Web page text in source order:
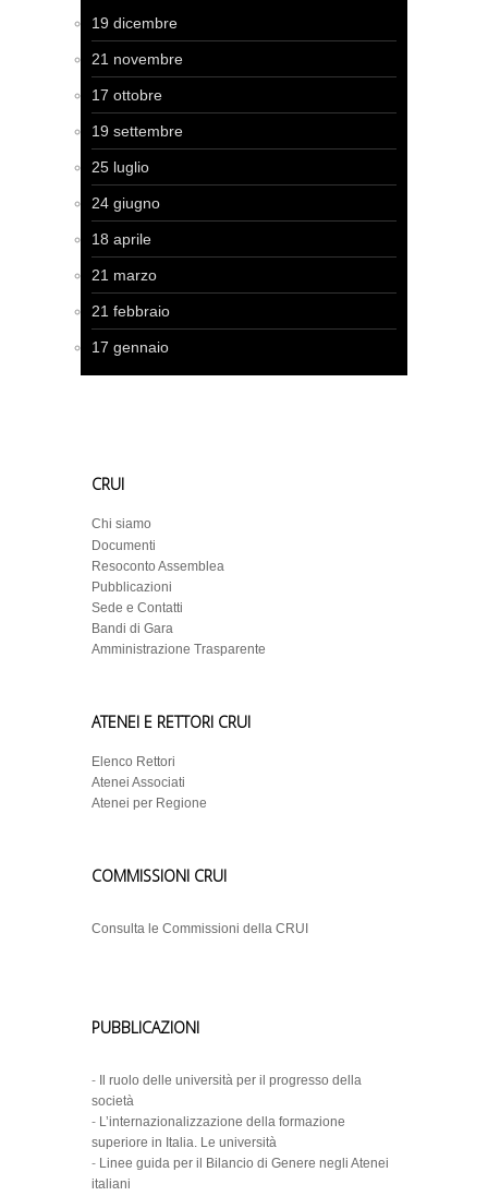
19 dicembre
21 novembre
17 ottobre
19 settembre
25 luglio
24 giugno
18 aprile
21 marzo
21 febbraio
17 gennaio
CRUI
Chi siamo
Documenti
Resoconto Assemblea
Pubblicazioni
Sede e Contatti
Bandi di Gara
Amministrazione Trasparente
ATENEI E RETTORI CRUI
Elenco Rettori
Atenei Associati
Atenei per Regione
COMMISSIONI CRUI
Consulta le Commissioni della CRUI
PUBBLICAZIONI
-
Il ruolo delle università per il progresso della
società
- L’internazionalizzazione della formazione
superiore in Italia. Le università
- Linee guida per il Bilancio di Genere negli Atenei
italiani